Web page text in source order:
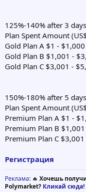
125%-140% after 3
Plan Spent Amount
Gold Plan A $1 -
Gold Plan B $1,001 -
Gold Plan C $3,001 -
150%-180% after 5
Plan Spent Amount
Premium Plan A $1 -
Premium Plan B
Premium Plan C
Регистрация
Реклама: 🔥 Хочешь
Polymarket? Кликай сюда!